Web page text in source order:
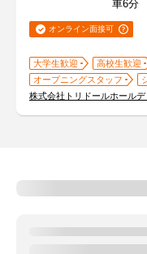
車6分
オンライン面接可
大学生歓迎 高校生歓迎
オープニングスタッフ
株式会社トリドールホール